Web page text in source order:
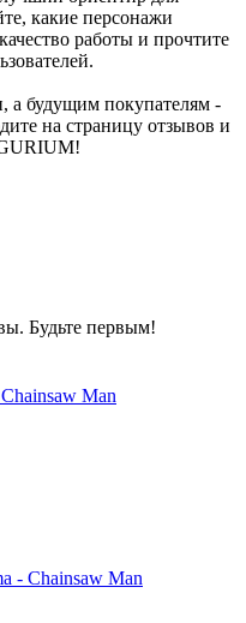
какие персонажи
работы и прочтите
а будущим покупателям -
на страницу отзывов и
Будьте первым!